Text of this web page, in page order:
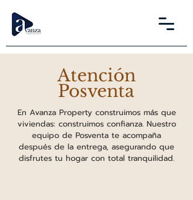
Atención
Posventa
En Avanza Property construimos más que
viviendas: construimos confianza. Nuestro
equipo de Posventa te acompaña
después de la entrega, asegurando que
disfrutes tu hogar con total tranquilidad.